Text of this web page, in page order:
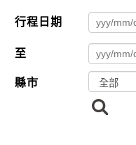
行程日期
至
縣市
尋